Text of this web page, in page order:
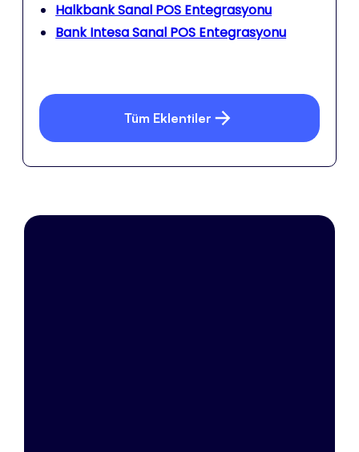
Halkbank Sanal POS Entegrasyonu
Bank Intesa Sanal POS Entegrasyonu
Tüm Eklentiler